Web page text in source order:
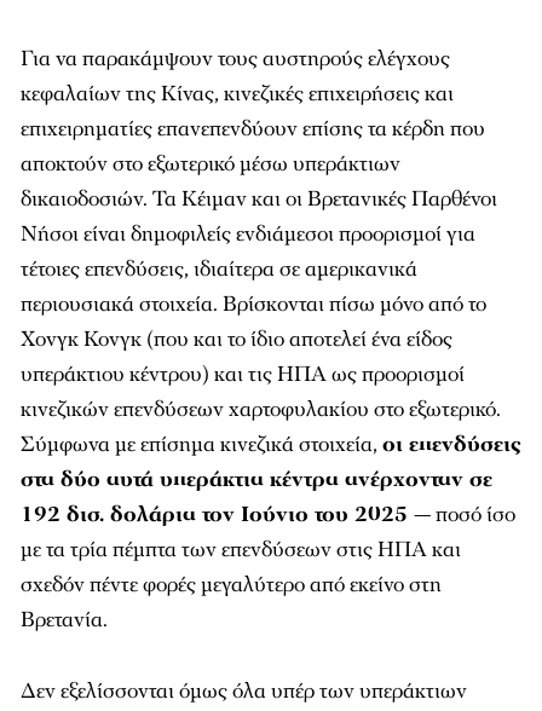
Για να παρακάμψουν τους αυστηρούς ελέγχους
κεφαλαίων της Κίνας, κινεζικές επιχειρήσεις και
επιχειρηματίες επανεπενδύουν επίσης τα κέρδη που
αποκτούν στο εξωτερικό μέσω υπεράκτιων
δικαιοδοσιών. Τα Κέιμαν και οι Βρετανικές Παρθένοι
Νήσοι είναι δημοφιλείς ενδιάμεσοι προορισμοί για
τέτοιες επενδύσεις, ιδιαίτερα σε αμερικανικά
περιουσιακά στοιχεία. Βρίσκονται πίσω μόνο από το
Χονγκ Κονγκ (που και το ίδιο αποτελεί ένα είδος
υπεράκτιου κέντρου) και τις ΗΠΑ ως προορισμοί
κινεζικών επενδύσεων χαρτοφυλακίου στο εξωτερικό.
Σύμφωνα με επίσημα κινεζικά στοιχεία, οι επενδύσεις
στα δύο αυτά υπεράκτια κέντρα ανέρχονταν σε
192 δισ. δολάρια τον Ιούνιο του 2025 — ποσό ίσο
με τα τρία πέμπτα των επενδύσεων στις ΗΠΑ και
σχεδόν πέντε φορές μεγαλύτερο από εκείνο στη
Βρετανία.
Δεν εξελίσσονται όμως όλα υπέρ των υπεράκτιων